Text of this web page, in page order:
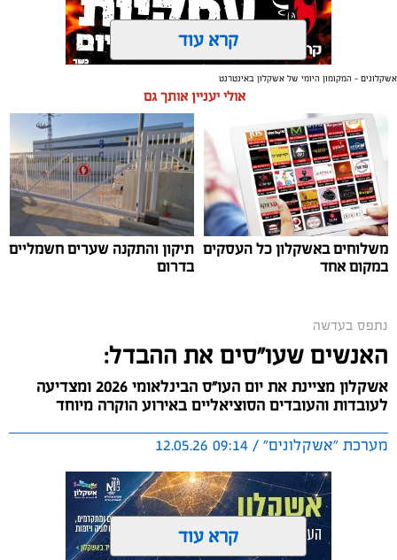
תגים: תערוכה אמנים צליל וצבע
בערב שלישי (12.5.26), הושקה תערוכת 'צליל וצבע'
המסורתית במוזיאון החאן עם יצירותיו המיוחדות של האמן,
תושב אשקלון, אילן ביטון.
צילום: אלדד עובדיה
האירוע התקיים במעמד ראש העיר תומר גלאם, חברת
המועצה והממונה על התיירות לילי קידר, יו"ר אגודת אמני
קרא עוד
אשקלונים - המקומון היומי של אשקלון באינטרנט
אולי יעניין אותך גם
משלוחים באשקלון כל העסקים
במקום אחד
תיקון והתקנה שערים חשמליים
בדרום
נתפס בעדשה
האנשים שעו"סים את ההבדל:
אשקלון מציינת את יום העו"ס הבינלאומי 2026 ומצדיעה
לעובדות והעובדים הסוציאליים באירוע הוקרה מיוחד
מערכת "אשקלונים" / 09:14 12.05.26
קרא עוד